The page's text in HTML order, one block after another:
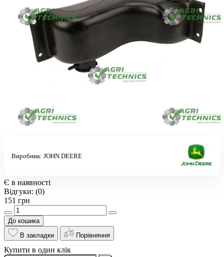
Виробник: JOHN DEERE
Є в наявності
Відгуки: (0)
151 грн
До кошика
В закладки
Порівняння
Купити в один клік